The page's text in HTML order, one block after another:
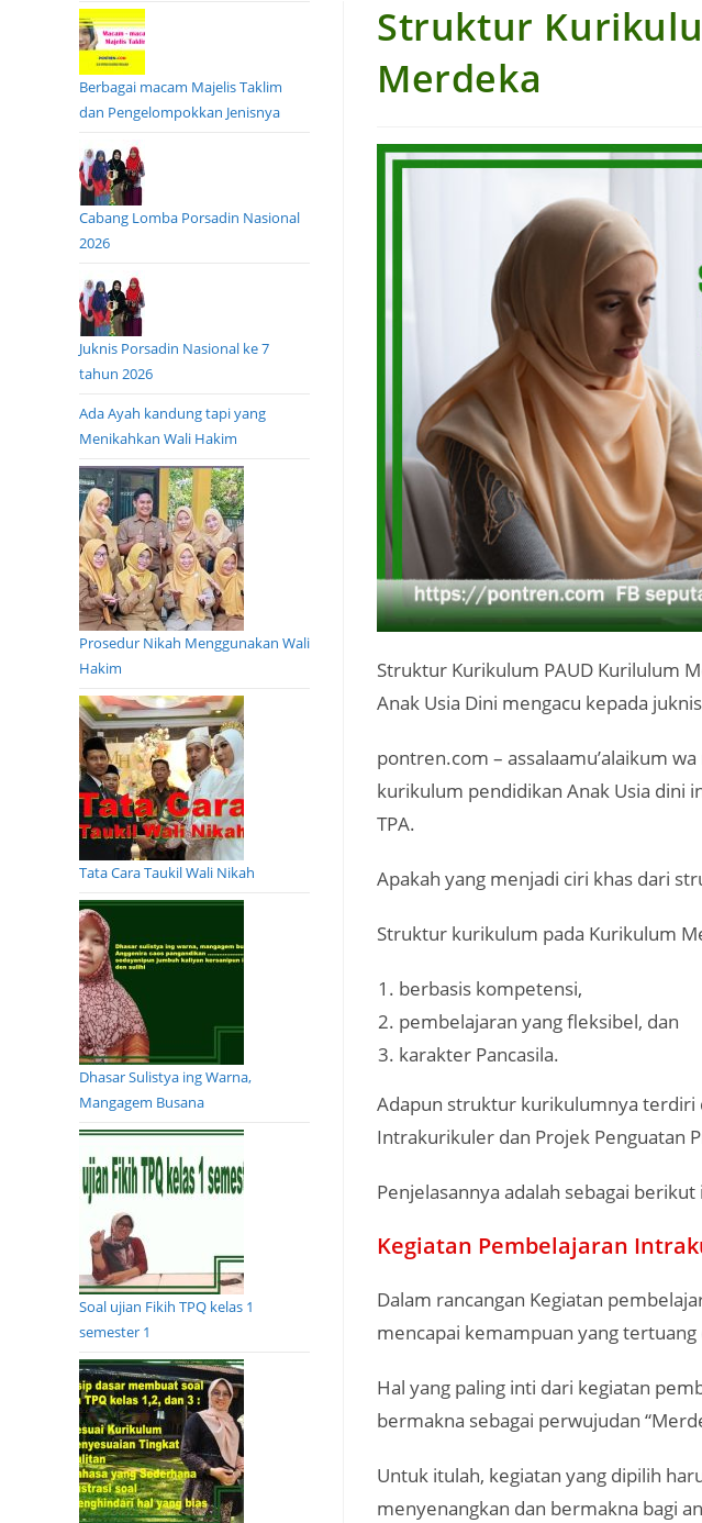
Struktur
Merdeka
Struktur Kurikulum PAUD Kurilulum
Anak Usia Dini mengacu kepada
pontren.com – assalaamu’alaikum
kurikulum pendidikan Anak Usia dini
TPA.
Apakah yang menjadi ciri khas dari
Struktur kurikulum pada Kurikulum
berbasis kompetensi,
pembelajaran yang fleksibel, dan
karakter Pancasila.
Adapun struktur kurikulumnya terdiri
Intrakurikuler dan Projek Penguatan
Penjelasannya adalah sebagai berikut
Kegiatan Pembelajaran
Dalam rancangan Kegiatan
mencapai kemampuan yang
Hal yang paling inti dari kegiatan
bermakna sebagai perwujudan
Untuk itulah, kegiatan yang dipilih
menyenangkan dan bermakna bagi
Berbagai macam Majelis Taklim
dan Pengelompokkan Jenisnya
Cabang Lomba Porsadin Nasional
2026
Juknis Porsadin Nasional ke 7
tahun 2026
Ada Ayah kandung tapi yang
Menikahkan Wali Hakim
Prosedur Nikah Menggunakan Wali
Hakim
Tata Cara Taukil Wali Nikah
Dhasar Sulistya ing Warna,
Mangagem Busana
Soal ujian Fikih TPQ kelas 1
semester 1